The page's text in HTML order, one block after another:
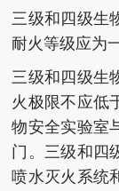
三级和四级生
耐火等级应为
三级和四级生
火极限不应低
物安全实验室
门。三级和四
喷水灭火系统